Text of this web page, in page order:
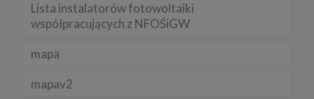
Lista instalatorów fotowoltaiki
współpracujących z NFOŚiGW
mapa
mapav2